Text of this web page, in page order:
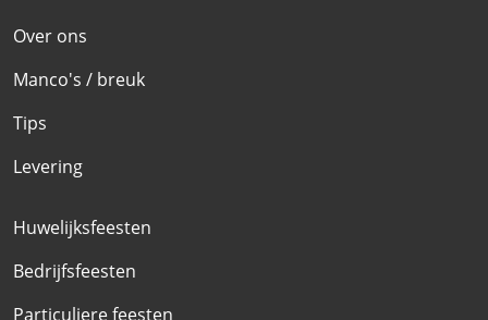
Over ons
Manco's / breuk
Tips
Levering
Huwelijksfeesten
Bedrijfsfeesten
Particuliere feesten